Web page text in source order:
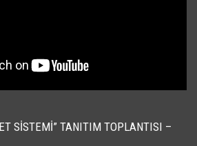
SISTEMI” TANITIM TOPLANTISI –